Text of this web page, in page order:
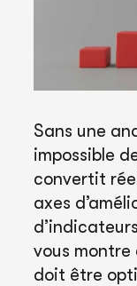
Sans une
impossible
convertit
axes
vous
doit être